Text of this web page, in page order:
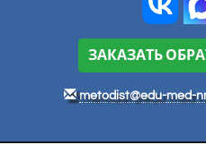
ЗАКАЗАТЬ
metodist@edu-med-